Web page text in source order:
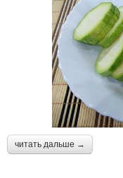
читать дальше →